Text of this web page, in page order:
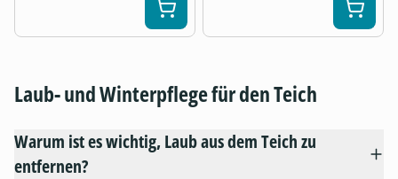
Laub- und Winterpflege für den Teich
Warum ist es wichtig, Laub aus dem Teich zu
entfernen?